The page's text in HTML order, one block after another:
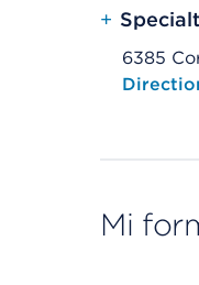
+
6385
Opens
Mi